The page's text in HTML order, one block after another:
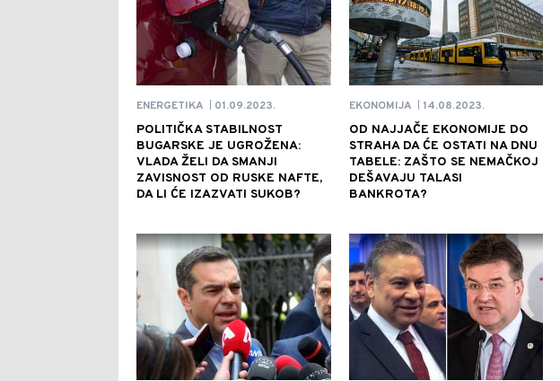
ENERGETIKA 01.09.2023.
POLITIČKA STABILNOST
BUGARSKE JE UGROŽENA:
VLADA ŽELI DA SMANJI
ZAVISNOST OD RUSKE NAFTE,
DA LI ĆE IZAZVATI SUKOB?
EKONOMIJA 14.08.2023.
OD NAJJAČE EKONOMIJE DO
STRAHA DA ĆE OSTATI NA DNU
TABELE: ZAŠTO SE NEMAČKOJ
DEŠAVAJU TALASI
BANKROTA?